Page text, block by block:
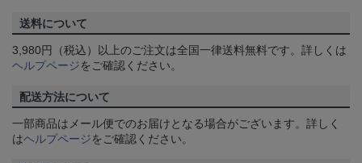
送料について
3,980円（税込）以上のご注文は全国一律送料無料です。詳しくは
ヘルプページをご確認ください。
配送方法について
一部商品はメール便でのお届けとなる場合がございます。詳しく
はヘルプページをご確認ください。